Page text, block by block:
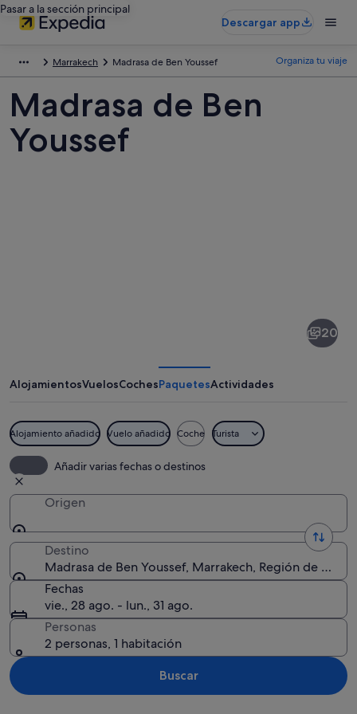
Pasar a la sección principal
Descargar app
Marrakech Madrasa de Ben Youssef Organiza tu viaje
Madrasa de Ben
Youssef
Youssef
20
AlojamientosVuelosCochesPaquetesActividades
Alojamiento añadido Vuelo añadido Coche Turista
Añadir varias fechas o destinos
Origen
Destino
Madrasa de Ben Youssef, Marrakech, Región de
Fechas
vie., 28 ago. - lun., 31 ago.
Personas
2 personas, 1 habitación
Buscar